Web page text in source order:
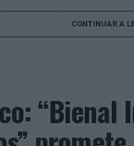
internacional do
última hora de
pelo chileno
aguardados da semana
na digressão de
CONTINUAR A
“Bienal